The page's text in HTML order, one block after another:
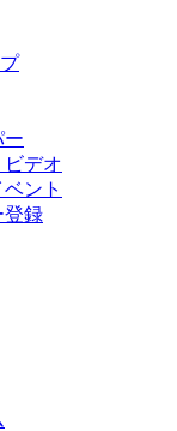
ー
デオ
ント
登録